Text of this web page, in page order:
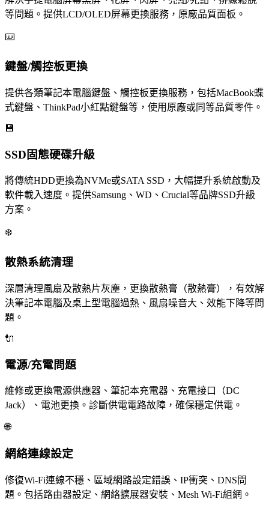
等問題。提供LCD/OLED屏幕更換服務，原廠品質面板。
⌨️
鍵盤/觸控板更換
提供各類筆記本電腦鍵盤、觸控板更換服務，包括MacBook蝶
式鍵盤、ThinkPad小紅點鍵盤等，使用原廠或同等品質零件。
💾
SSD固態硬碟升級
將傳統HDD更換為NVMe或SATA SSD，大幅提升系統啟動及
軟件載入速度。提供Samsung、WD、Crucial等品牌SSD升級
方案。
❄️
散熱系統清理
深層清理風扇及散熱片灰塵，更換散熱膏（散熱膏），有效解
決筆記本電腦及桌上型電腦過熱、風扇噪音大、效能下降等問
題。
🔌
電源/充電問題
維修或更換電源供應器、筆記本充電器、充電接口（DC
Jack）、電池更換。診斷供電電路故障，確保穩定供電。
🌐
網絡連線設定
修復Wi-Fi連線不穩、區域網路設定錯誤、IP衝突、DNS問
題。包括路由器設定、網絡擴展器安裝、Mesh Wi-Fi組網。